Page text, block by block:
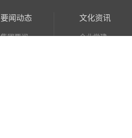
要闻动态
集团要闻
文化资讯
企业党建